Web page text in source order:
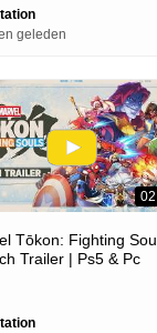
geleden
Tōkon: Fighting
Trailer | Ps5 & Pc